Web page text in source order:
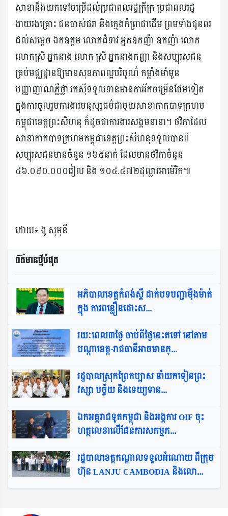
សាខានឹងយកទៅបម្រើដល់ប្រជាពលរដ្ឋក្រីក្រ ប្រជាពលរដ្ឋ
ងាយរងគ្រោះ ជនចាស់ជរា និងក្មេងកំព្រាជាដើម ព្រមទាំងជូនពរ
ដល់សម្តេច ឯកឧត្តម លោកជំទាវ អ្នកឧកញ៉ា ឧកញ៉ា លោក
លោកស្រី អ្នកនាង លោក ស្រី អ្នកនាងកញ្ញា និងសប្បុរសជន
គ្រប់មជ្ឈដ្ឋានឱ្យមានសុខភាពល្អបរិបូណ៌ កម្លាំងមាំមួន
បញ្ញាញាណភ្លឺថ្លា រកស៊ីទទួលទានមានការរីកចម្រើនថែមទៀត
ក្នុងការចូលរួមការងារមនុស្សធម៌ជាមួយសាខាកាកបាទក្រហម
កម្ពុជាខេត្តព្រះសីហនុ ក៌ដូចជាការងារសង្គមនានា។ ថវិកាដែល
សាខាកាកបាទក្រហមកម្ពុជាខេត្តព្រះសីហនុទទួលបានពី
សប្បុរសជនមានចំនួន ១៦៥នាក់ ដែលមានថវិកាចំនួន
៤៦.០៩០.០០០រៀល និង ១០៤.៤៧២ដុល្លារអាម៉េរិក៕
ដោយ៖ ងូ សុមុនី
ព័ត៌មានថ្មីបំផុត​
អភិបាលខេត្តកំពង់ស្ពឺ ដាក់បទបញ្ជាម៉ឺងម៉ាត់
ក្នុង ការពន្លឿនដោះស...
រយៈពេល៣ថ្ងៃ ចាប់ពីថ្ងៃនេះតទៅ នៅតាម
បណ្តាខេត្ដ-រាជធានីអាចមានភ្...
រដ្ឋបាលស្រុកព្រៃកប្បាស នាំយកទៀនព្រះ
វស្សា បច្ច័យ និងទេយ្យទាន...
ឯកអគ្គរាជទូតកម្ពុជា និងអង្គការ OIF ចុះ
ហត្ថលេខាលើផែនការសកម្មភ...
រដ្ឋបាលខេត្តកណ្តាលទទួលអំណោយ ពីក្រុម
ហ៊ុន LANJU CAMBODIA និងលោ...